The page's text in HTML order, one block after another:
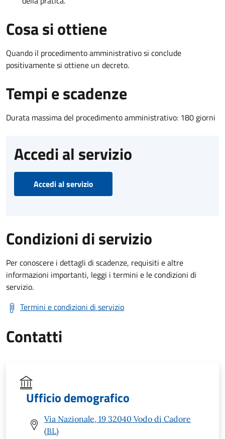
Cosa si ottiene
Quando il procedimento amministrativo si conclude
positivamente si ottiene un decreto.
Tempi e scadenze
Durata massima del procedimento amministrativo: 180 giorni
Accedi al servizio
Accedi al servizio
Condizioni di servizio
Per conoscere i dettagli di scadenze, requisiti e altre
informazioni importanti, leggi i termini e le condizioni di
servizio.
Termini e condizioni di servizio
Contatti
Ufficio demografico
Via Nazionale, 19 32040 Vodo di Cadore
(BL)